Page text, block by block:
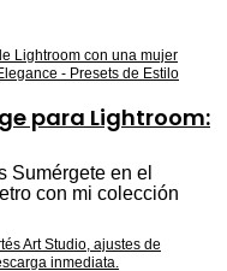
para Lightroom:
Sumérgete en el
con mi colección